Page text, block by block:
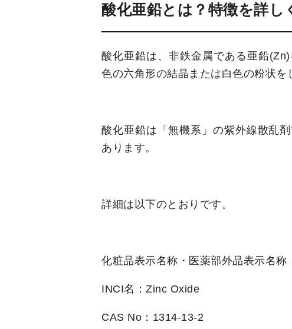
酸化亜鉛とは？特徴を詳し
酸化亜鉛は、非鉄金属である亜鉛
色の六角形の結晶または白色の粉状を
酸化亜鉛は「無機系」の紫外線散乱
あります。
詳細は以下のとおりです。
化粧品表示名称・医薬部外品表示名称
INCI名：Zinc Oxide
CAS No：1314-13-2